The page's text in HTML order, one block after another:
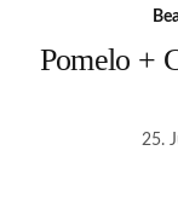
Pomelo +
25.